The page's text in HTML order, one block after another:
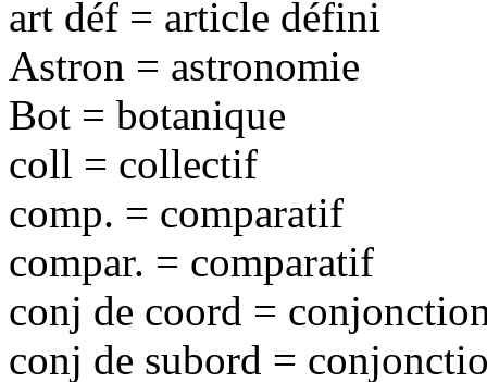
art déf = article défini
Astron = astronomie
Bot = botanique
coll = collectif
comp. = comparatif
compar. = comparatif
conj de coord =
conj de subord =